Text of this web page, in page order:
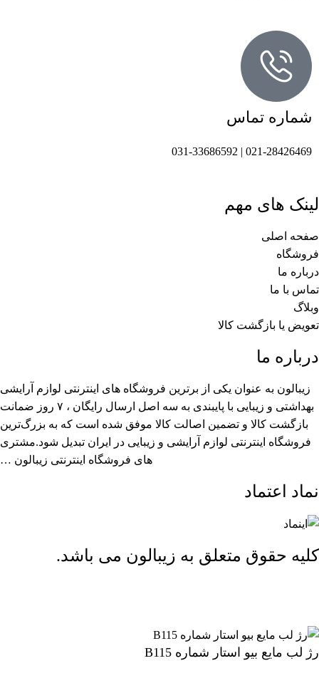
شماره تماس
021-28426469 | 031-33686592
لینک های مهم
صفحه اصلی
فروشگاه
درباره ما
تماس با ما
وبلاگ
تعویض یا بازگشت کالا
درباره ما
زیبالون به عنوان یکی از برترین فروشگاه های اینترنتی لوازم آرایشی
بهداشتی و زیبایی با پایبندی به سه اصل ارسال رایگان ، ۷ روز ضمانت
بازگشت کالا و تضمین اصالت کالا موفق شده است که به بزرگ‌ترین
فروشگاه اینترنتی لوازم آرایشی و زیبایی در ایران تبدیل شود.مشتری
های فروشگاه اینترنتی زیبالون …
نماد اعتماد
کلیه حقوق متعلق به زیبالون می باشد.
رژ لب مایع بیو استار شماره B115